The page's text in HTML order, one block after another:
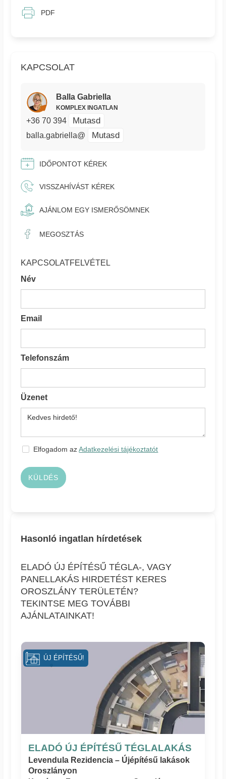
KAPCSOLAT
Balla Gabriella
KOMPLEX INGATLAN
+36 70 394 Mutasd
balla.gabriella@ Mutasd
IDŐPONTOT KÉREK
VISSZAHÍVÁST KÉREK
AJÁNLOM EGY ISMERŐSÖMNEK
MEGOSZTÁS
KAPCSOLATFELVÉTEL
Név
Email
Telefonszám
Üzenet
Elfogadom azAdatkezelési tájékoztatót
KÜLDÉS
PDF
Hasonló ingatlan hírdetések
ELADÓ ÚJ ÉPÍTÉSŰ TÉGLA-, VAGY
PANELLAKÁS HIRDETÉST KERES
OROSZLÁNY TERÜLETÉN?
TEKINTSE MEG TOVÁBBI
AJÁNLATAINKAT!
ELADÓ ÚJ ÉPÍTÉSŰ TÉGLALAKÁS
Levendula Rezidencia – Újépítésű lakások
Oroszlányon
ÚJ ÉPÍTÉSŰ!